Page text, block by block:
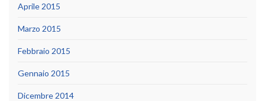
Aprile 2015
Marzo 2015
Febbraio 2015
Gennaio 2015
Dicembre 2014